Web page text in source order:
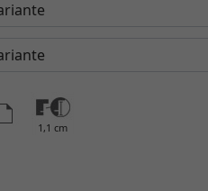
1,1 cm